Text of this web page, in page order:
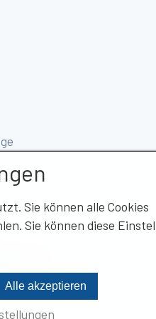
an
Sie können alle Cookies
Sie können diese
Alle akzeptieren